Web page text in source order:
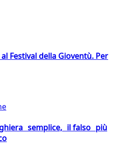
Festival della Gioventù. Per
semplice, il falso più